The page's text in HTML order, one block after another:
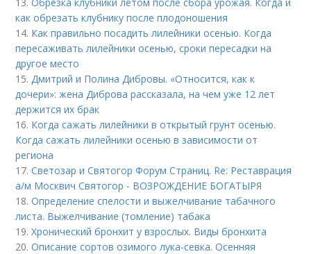
как обрезать клубнику после плодоношения
14. Как правильно посадить лилейники осенью. Когда
пересаживать лилейники осенью, сроки пересадки на
другое место
15. Дмитрий и Полина Дибровы. «Относится, как к
дочери»: жена Диброва рассказала, на чем уже 12 лет
держится их брак
16. Когда сажать лилейники в открытый грунт осенью.
Когда сажать лилейники осенью в зависимости от
региона
17.Светозар и Святогор Форум Страниц. Re: Реставрация
а/м Москвич Святогор - ВОЗРОЖДЕНИЕ БОГАТЫРЯ
18.Определение спелости и выжелчивание табачного
листа. Выжелчивание (томление) табака
19.Хронический бронхит у взрослых. Виды бронхита
20.Описание сортов озимого лука-севка. Осенняя